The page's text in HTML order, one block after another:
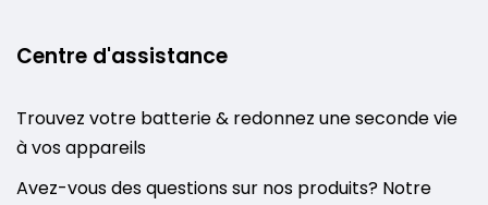
Centre d'assistance
Trouvez votre batterie & redonnez une seconde vie
à vos appareils
Avez-vous des questions sur nos produits? Notre